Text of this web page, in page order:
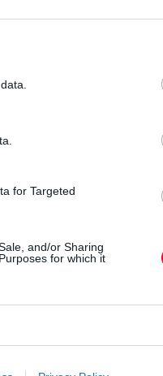
for Targeted
and/or Sharing
for which it
μεγάλη οθόνη.
επέμβαση.
για κατοχή